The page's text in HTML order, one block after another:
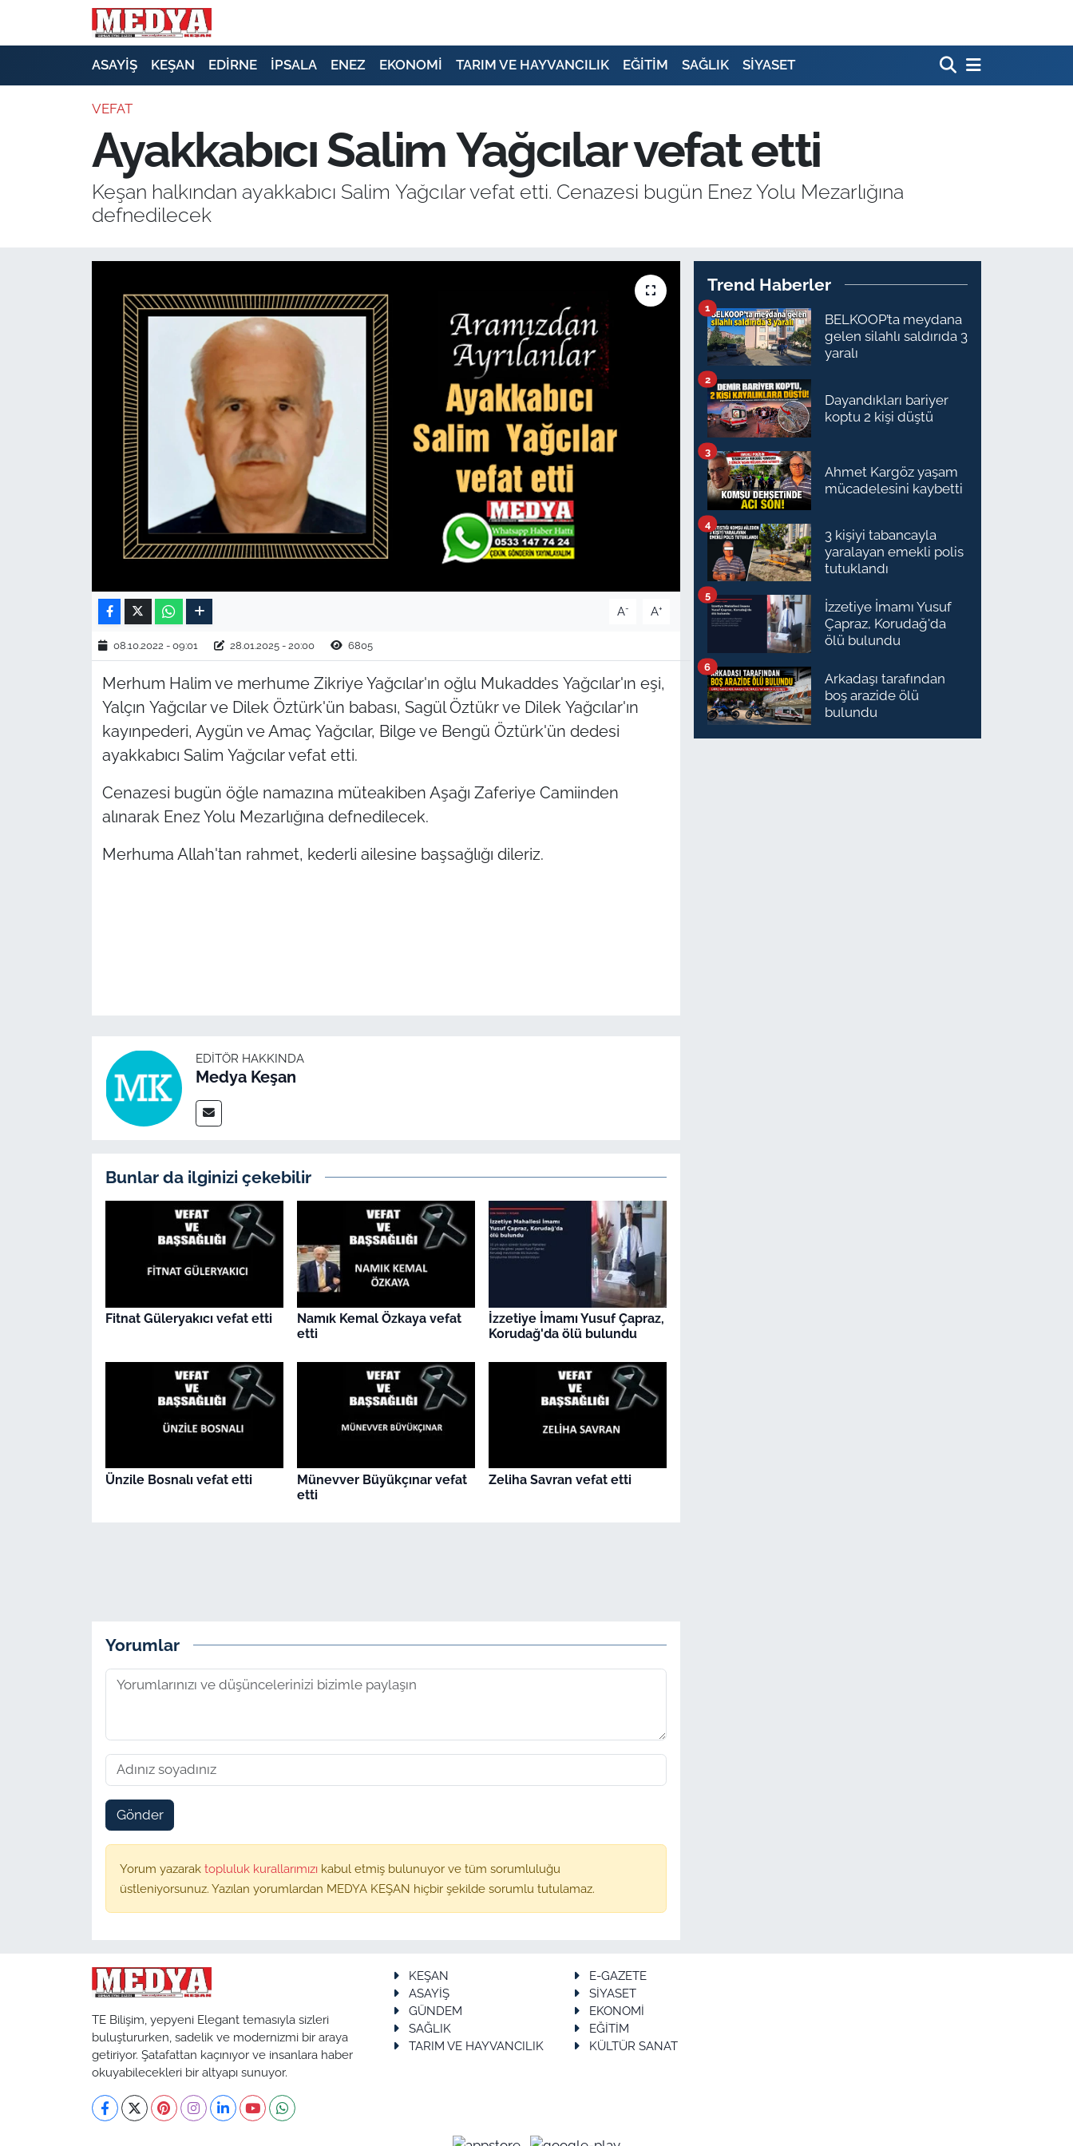
ASAYİŞ KEŞAN EDİRNE İPSALA ENEZ EKONOMİ TARIM VE HAYVANCILIK EĞİTİM SAĞLIK SİYASET
VEFAT
Ayakkabıcı Salim Yağcılar vefat etti
Keşan halkından ayakkabıcı Salim Yağcılar vefat etti. Cenazesi bugün Enez Yolu Mezarlığına
defnedilecek
A- A+
08.10.2022 - 09:01 28.01.2025 - 20:00 6805
Merhum Halim ve merhume Zikriye Yağcılar'ın oğlu Mukaddes Yağcılar'ın eşi,
Yalçın Yağcılar ve Dilek Öztürk'ün babası, Sagül Öztükr ve Dilek Yağcılar'ın
kayınpederi, Aygün ve Amaç Yağcılar, Bilge ve Bengü Öztürk'ün dedesi
ayakkabıcı Salim Yağcılar vefat etti.
Cenazesi bugün öğle namazına müteakiben Aşağı Zaferiye Camiinden
alınarak Enez Yolu Mezarlığına defnedilecek.
Merhuma Allah'tan rahmet, kederli ailesine başsağlığı dileriz.
EDITÖR HAKKINDA
Medya Keşan
Bunlar da ilginizi çekebilir
Fitnat Güleryakıcı vefat etti
Namık Kemal Özkaya vefat
etti
İzzetiye İmamı Yusuf Çapraz,
Korudağ'da ölü bulundu
Ünzile Bosnalı vefat etti
Münevver Büyükçınar vefat
etti
Zeliha Savran vefat etti
Yorumlar
Gönder
Yorum yazarak topluluk kurallarımızı kabul etmiş bulunuyor ve tüm sorumluluğu
üstleniyorsunuz. Yazılan yorumlardan MEDYA KEŞAN hiçbir şekilde sorumlu tutulamaz.
Trend Haberler
BELKOOP’ta meydana
gelen silahlı saldırıda 3
yaralı
1
Dayandıkları bariyer
koptu 2 kişi düştü
2
Ahmet Kargöz yaşam
mücadelesini kaybetti
3
3 kişiyi tabancayla
yaralayan emekli polis
tutuklandı
4
İzzetiye İmamı Yusuf
Çapraz, Korudağ'da
ölü bulundu
5
Arkadaşı tarafından
boş arazide ölü
bulundu
6
TE Bilişim, yepyeni Elegant temasıyla sizleri
buluştururken, sadelik ve modernizmi bir araya
getiriyor. Şatafattan kaçınıyor ve insanlara haber
okuyabilecekleri bir altyapı sunuyor.
KEŞAN
E-GAZETE
ASAYİŞ
SİYASET
GÜNDEM
EKONOMİ
SAĞLIK
EĞİTİM
TARIM VE HAYVANCILIK
KÜLTÜR SANAT
E-GAZETE
SİYASET
GÜNDEM
EKONOMİ
TARIM VE HAYVANCILIK
KÜLTÜR SANAT
EDİRNE
ÇANAKKALE
TÜRKİYE
İş Dünyası
Bilim Teknoloji
Canlı Maç
Gündem-Eğitim